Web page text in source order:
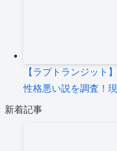
【ラブトランジット
性格悪い説を調査！
新着記事